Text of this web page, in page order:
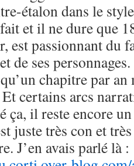
étalon dans le
et il ne dure que
est passionnant du
de ses
chapitre par
certains arcs
ça, il reste encore
juste très con et
J’en avais parlé là :